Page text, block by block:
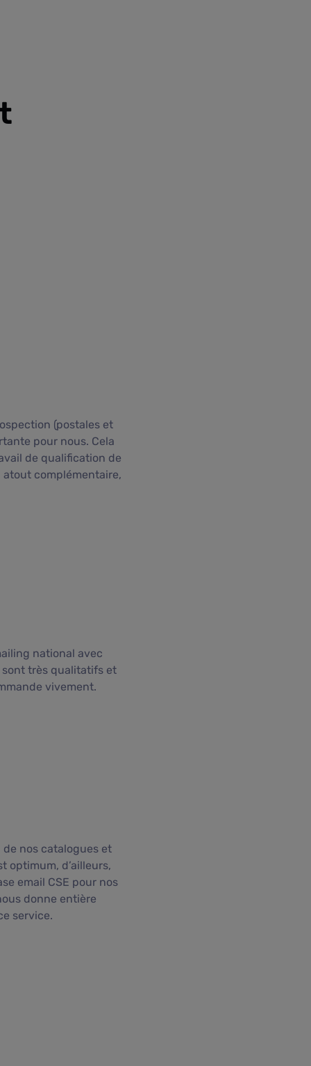
(postales et
pour nous. Cela
de qualification de
atout complémentaire,
national avec
sont très qualitatifs et
vivement.
de nos catalogues et
optimum, d’ailleurs,
email CSE pour nos
donne entière
service.